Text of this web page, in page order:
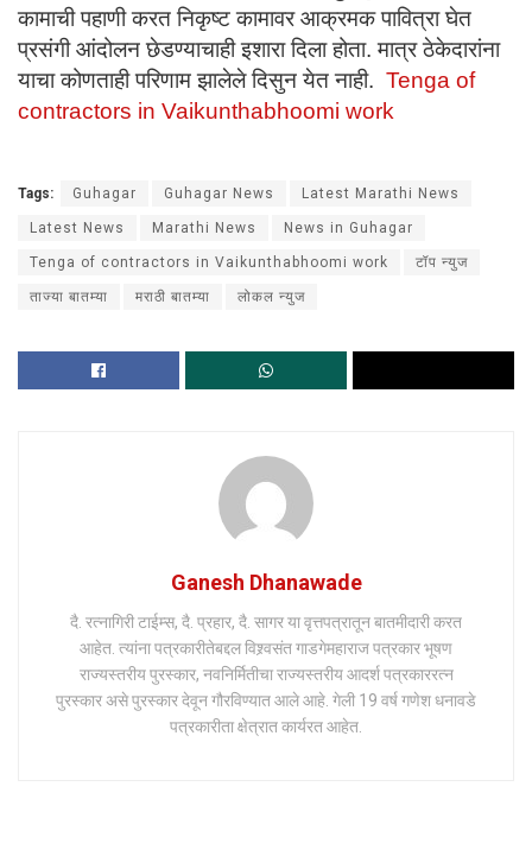
कामाची पहाणी करत निकृष्ट कामावर आक्रमक पावित्रा घेत
प्रसंगी आंदोलन छेडण्याचाही इशारा दिला होता. मात्र ठेकेदारांना
याचा कोणताही परिणाम झालेले दिसुन येत नाही. Tenga of
contractors in Vaikunthabhoomi work
Tags: Guhagar Guhagar News Latest Marathi News
Latest News Marathi News News in Guhagar
Tenga of contractors in Vaikunthabhoomi work टॉप न्युज
ताज्या बातम्या मराठी बातम्या लोकल न्युज
Ganesh Dhanawade
दै. रत्नागिरी टाईम्स, दै. प्रहार, दै. सागर या वृत्तपत्रातून बातमीदारी करत
आहेत. त्यांना पत्रकारीतेबद्दल विश्र्वसंत गाडगेमहाराज पत्रकार भूषण
राज्यस्तरीय पुरस्कार, नवनिर्मितीचा राज्यस्तरीय आदर्श पत्रकाररत्न
पुरस्कार असे पुरस्कार देवून गौरविण्यात आले आहे. गेली 19 वर्ष गणेश धनावडे
पत्रकारीता क्षेत्रात कार्यरत आहेत.